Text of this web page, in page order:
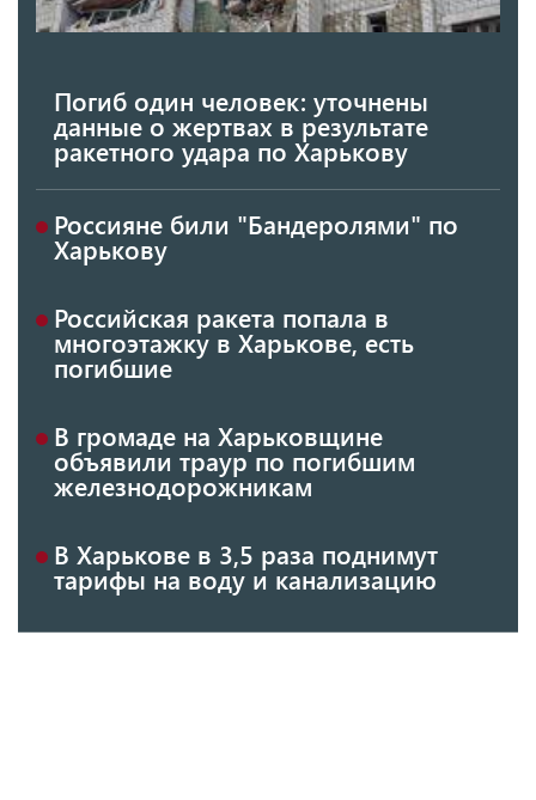
Погиб один человек: уточнены
данные о жертвах в результате
ракетного удара по Харькову
Россияне били "Бандеролями" по
Харькову
Российская ракета попала в
многоэтажку в Харькове, есть
погибшие
В громаде на Харьковщине
объявили траур по погибшим
железнодорожникам
В Харькове в 3,5 раза поднимут
тарифы на воду и канализацию